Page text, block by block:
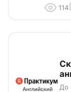
114
До